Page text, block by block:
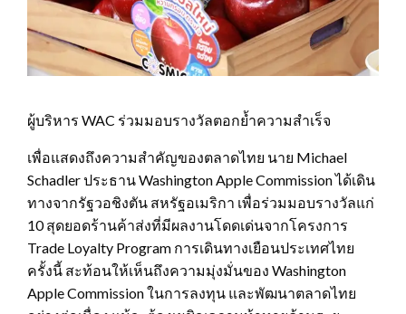
ผู้บริหาร WAC ร่วมมอบรางวัลตอกย้ำความสำเร็จ
เพื่อแสดงถึงความสำคัญของตลาดไทย นาย Michael
Schadler ประธาน Washington Apple Commission ได้เดิน
ทางจากรัฐวอชิงตัน สหรัฐอเมริกา เพื่อร่วมมอบรางวัลแก่
10 สุดยอดร้านค้าส่งที่มีผลงานโดดเด่นจากโครงการ
Trade Loyalty Program การเดินทางเยือนประเทศไทย
ครั้งนี้ สะท้อนให้เห็นถึงความมุ่งมั่นของ Washington
Apple Commission ในการลงทุน และพัฒนาตลาดไทย